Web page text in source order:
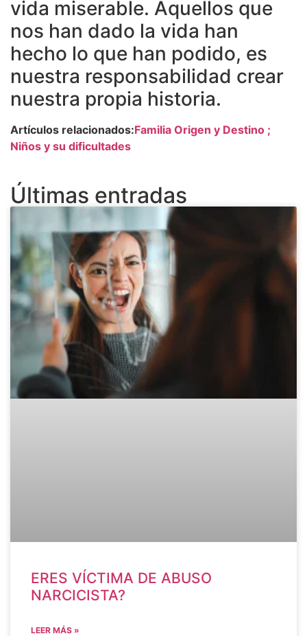
vida miserable. Aquellos que
nos han dado la vida han
hecho lo que han podido, es
nuestra responsabilidad crear
nuestra propia historia.
Artículos relacionados:Familia Origen y Destino ;
Niños y su dificultades
Últimas entradas
ERES VÍCTIMA DE ABUSO
NARCICISTA?
LEER MÁS »